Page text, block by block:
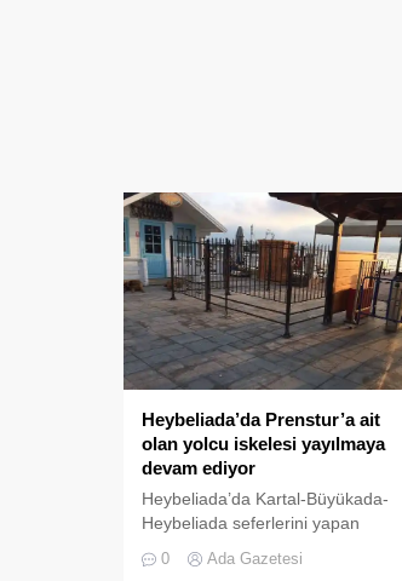
Heybeliada’da Prenstur’a ait
olan yolcu iskelesi yayılmaya
devam ediyor
Heybeliada’da Kartal-Büyükada-
Heybeliada seferlerini yapan
parmaklıklarla yere sabit bir şekilse
0 Ada Gazetesi